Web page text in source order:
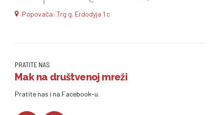
Popovača: Trg g. Erdodyja 1 c
PRATITE NAS
Mak na društvenoj mreži
Pratite nas i na Facebook-u.